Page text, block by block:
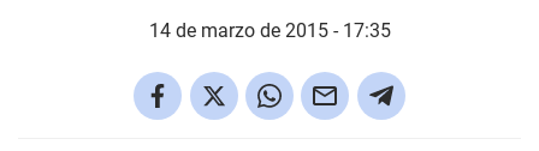
14 de marzo de 2015 - 17:35